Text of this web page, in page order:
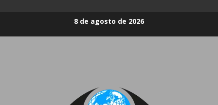
8 de agosto de 2026